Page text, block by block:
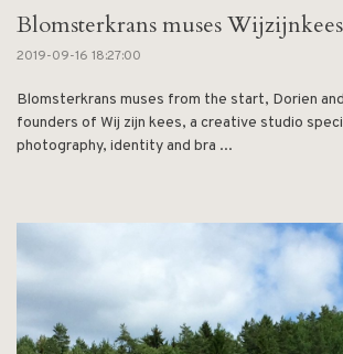
Blomsterkrans muses Wijzijnkees
2019-09-16 18:27:00
Blomsterkrans muses from the start, Dorien
founders of Wij zijn kees, a creative studio
photography, identity and bra ...